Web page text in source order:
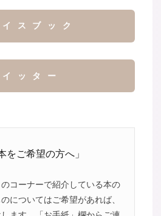
スブック
イッター
をご希望の方へ」
コーナーで紹介している本の
についてはご希望があれば、